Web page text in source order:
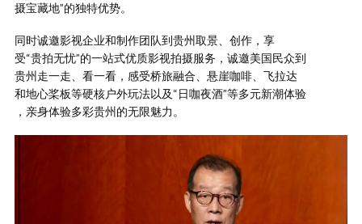
摄宝藏地”的独特优势。
同时诚邀影视企业和制作团队到贵州取景、创作，享
受“贵拍无忧”的一站式优质影视拍摄服务，诚邀美国民众到
贵州走一走、看一看，感受桥旅融合、悬崖咖啡、飞拉达
和地心桨板等硬核户外玩法以及“日咖夜酒”等多元新潮体验
，亲身体验多彩贵州的无限魅力。